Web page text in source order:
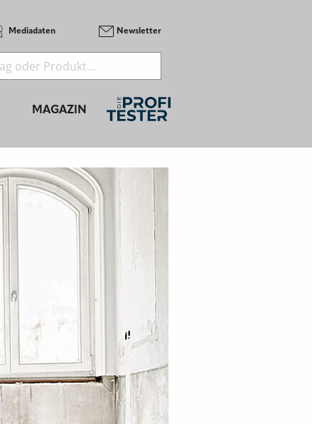
Mediadaten Newsletter
MAGAZIN